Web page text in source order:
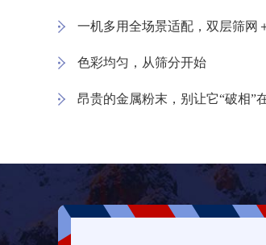
一机多用全场景适配，双层筛网
色彩均匀，从筛分开始
昂贵的金属粉末，别让它“破相”